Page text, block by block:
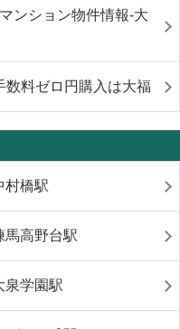
ンション物件情報-大
数料ゼロ円購入は大福
村橋駅
馬高野台駅
泉学園駅